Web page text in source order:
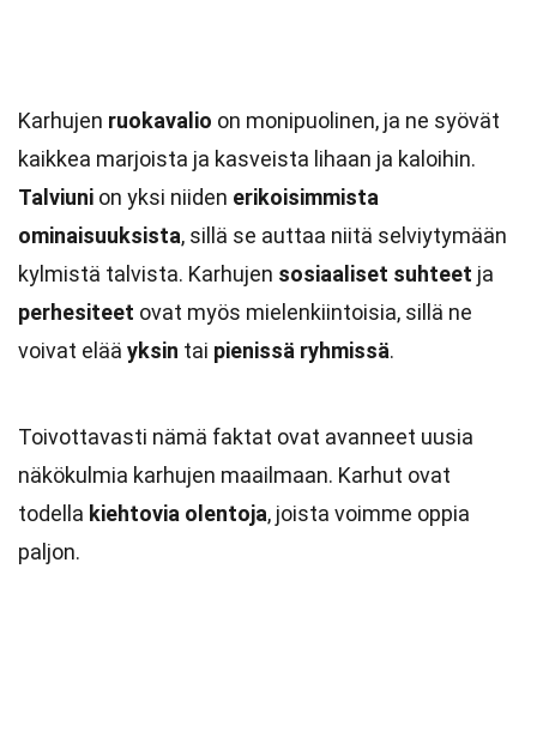
Karhujen ruokavalio on monipuolinen, ja ne syövät
kaikkea marjoista ja kasveista lihaan ja kaloihin.
Talviuni on yksi niiden erikoisimmista
ominaisuuksista, sillä se auttaa niitä selviytymään
kylmistä talvista. Karhujen sosiaaliset suhteet ja
perhesiteet ovat myös mielenkiintoisia, sillä ne
voivat elää yksin tai pienissä ryhmissä.
Toivottavasti nämä faktat ovat avanneet uusia
näkökulmia karhujen maailmaan. Karhut ovat
todella kiehtovia olentoja, joista voimme oppia
paljon.